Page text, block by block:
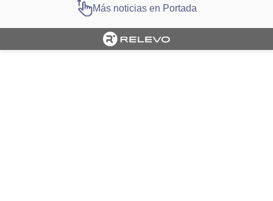
Más noticias en Portada